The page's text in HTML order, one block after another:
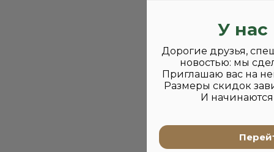
У нас
Дорогие друзья,
новостью: мы
Приглашаю вас на
Размеры скидок
И начинаются